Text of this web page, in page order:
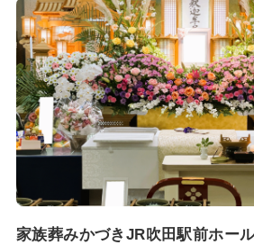
家族葬みかづきJR吹田駅前ホー